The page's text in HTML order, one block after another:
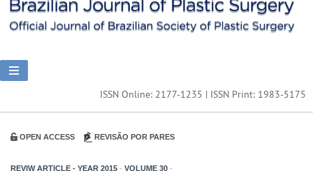
ISSN Online: 2177-1235 | ISSN Print: 1983-5175
OPEN ACCESS REVISÃO POR PARES
REVIW ARTICLE - YEAR 2015 - VOLUME 30 -